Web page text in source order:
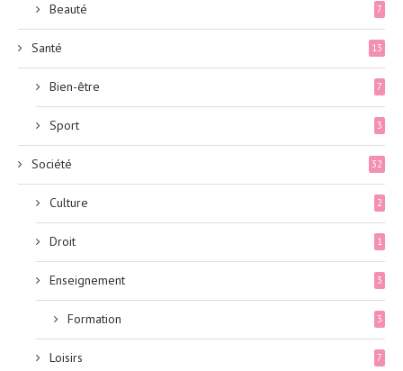
Beauté 7
Santé 13
Bien-être 7
Sport 3
Société 32
Culture 2
Droit 1
Enseignement 3
Formation 3
Loisirs 7